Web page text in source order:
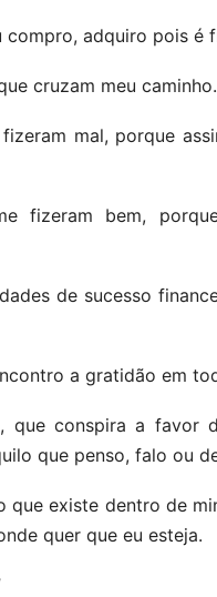
compro, adquiro pois é
cruzam meu caminho.
mal, porque
fizeram bem,
de sucesso
a gratidão em
que conspira a favor
que penso, falo ou
que existe dentro de
quer que eu esteja.